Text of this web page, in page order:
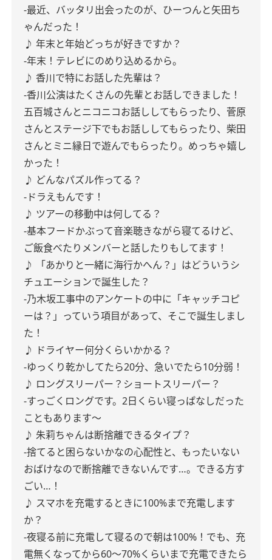
-最近、バッタリ出会ったのが、ひーつんと矢田ち
ゃんだった！
♪ 年末と年始どっちが好きですか？
-年末！テレビにのめり込めるから。
♪ 香川で特にお話した先輩は？
-香川公演はたくさんの先輩とお話しできました！
五百城さんとニコニコお話ししてもらったり、菅原
さんとステージ下でもお話ししてもらったり、柴田
さんとミニ縁日で遊んでもらったり。めっちゃ嬉し
かった！
♪ どんなパズル作ってる？
-ドラえもんです！
♪ ツアーの移動中は何してる？
-基本フードかぶって音楽聴きながら寝てるけど、
ご飯食べたりメンバーと話したりもしてます！
♪ 「あかりと一緒に海行かへん？」はどういうシ
チュエーションで誕生した？
-乃木坂工事中のアンケートの中に「キャッチコピ
ーは？」っていう項目があって、そこで誕生しまし
た！
♪ ドライヤー何分くらいかかる？
-ゆっくり乾かしてたら20分、急いでたら10分弱！
♪ ロングスリーパー？ショートスリーパー？
-すっごくロングです。2日くらい寝っぱなしだった
こともあります〜
♪ 朱莉ちゃんは断捨離できるタイプ？
-捨てると困らないかなの心配性と、もったいない
おばけなので断捨離できないんです…。できる方す
ごい…！
♪ スマホを充電するときに100%まで充電します
か？
-夜寝る前に充電して寝るので朝は100%！でも、充
電無くなってから60〜70%くらいまで充電できたら